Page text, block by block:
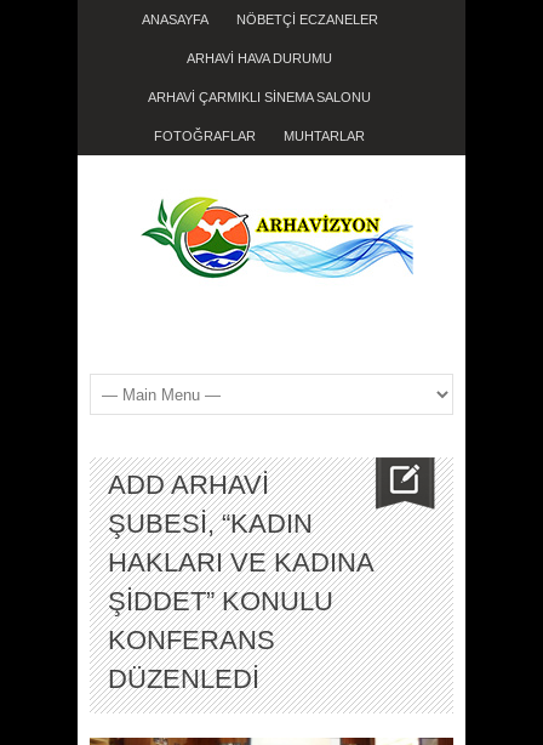
ANASAYFA NÖBETÇİ ECZANELER
ARHAVİ HAVA DURUMU
ARHAVİ ÇARMIKLI SİNEMA SALONU
FOTOĞRAFLAR MUHTARLAR
ADD ARHAVİ
ŞUBESİ, “KADIN
HAKLARI VE KADINA
ŞİDDET” KONULU
KONFERANS
DÜZENLEDİ